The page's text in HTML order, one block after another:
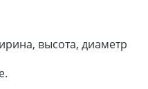
высота, диаметр